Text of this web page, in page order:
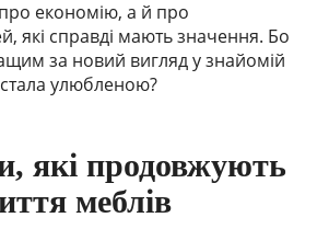
економію, а й про
які справді мають значення. Бо
за новий вигляд у знайомій
улюбленою?
які продовжують
меблів